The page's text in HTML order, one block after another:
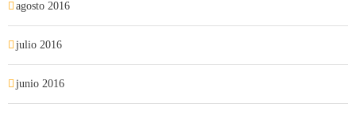
agosto 2016
julio 2016
junio 2016